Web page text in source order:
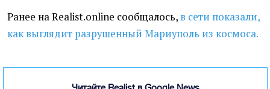
Ранее на Realist.online сообщалось, в сети показали,
как выглядит разрушенный Мариуполь из космоса.